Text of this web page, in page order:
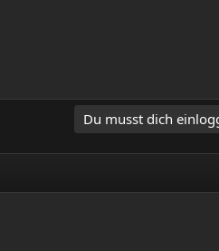
Du musst dich